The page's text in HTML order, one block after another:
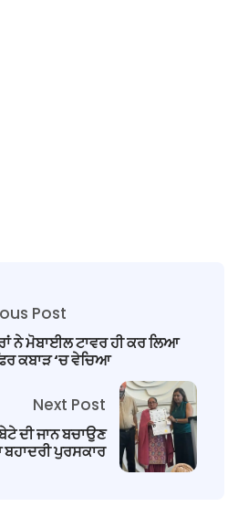
Post
ਨੇ ਮੋਬਾਈਲ ਟਾਵਰ ਹੀ ਕਰ ਲਿਆ
ਕਬਾੜ ‘ਚ ਵੇਚਿਆ
Next Post
ਦੀ ਜਾਨ ਬਚਾਉਣ
ਪੁਰਸਕਾਰ